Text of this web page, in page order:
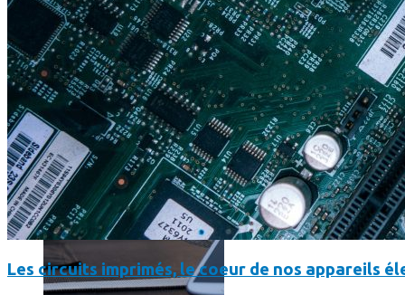
Même hors-ligne votre smartphone peut vous aider en
Les circuits imprimés, le coeur de nos appareils